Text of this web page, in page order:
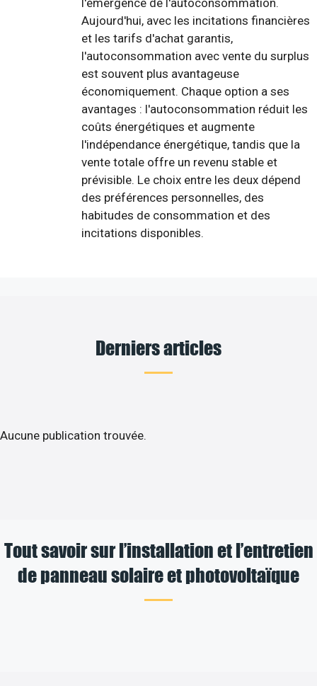
Aujourd'hui, avec les incitations financières
et les tarifs d'achat garantis,
l'autoconsommation avec vente du surplus
est souvent plus avantageuse
économiquement. Chaque option a ses
avantages : l'autoconsommation réduit les
coûts énergétiques et augmente
l'indépendance énergétique, tandis que la
vente totale offre un revenu stable et
prévisible. Le choix entre les deux dépend
des préférences personnelles, des
habitudes de consommation et des
incitations disponibles.
Derniers articles
Aucune publication trouvée.
Tout savoir sur l’installation et l’entretien
de panneau solaire et photovoltaïque